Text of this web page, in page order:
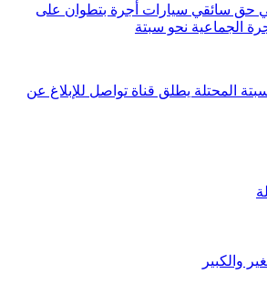
حق سائقي سيارات أجرة بتطوان على
الجماعية نحو سبتة
المحتلة يطلق قناة تواصل للإبلاغ عن
والكبير